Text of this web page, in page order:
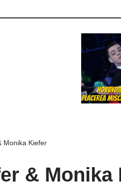
Monika Kiefer
& Monika